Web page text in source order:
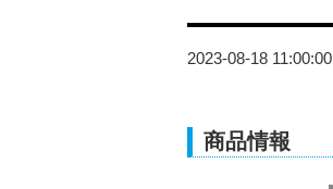
2023-08-18 11:00:00
商品情報